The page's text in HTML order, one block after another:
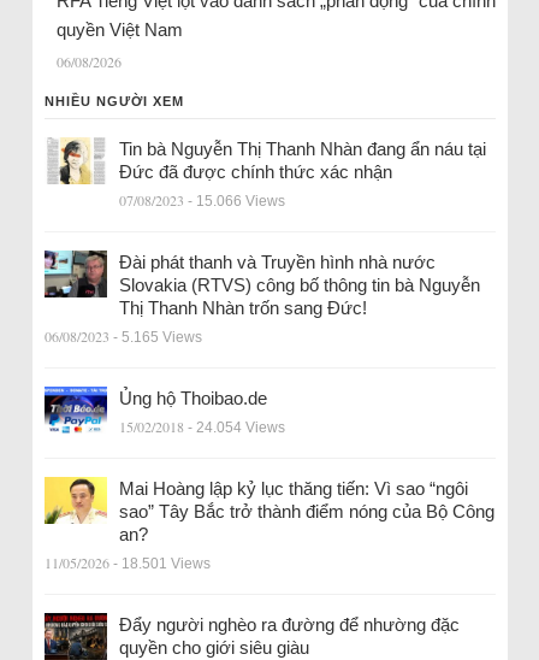
quyền Việt Nam
06/08/2026
NHIỀU NGƯỜI XEM
Tin bà Nguyễn Thị Thanh Nhàn đang ẩn náu tại
Đức đã được chính thức xác nhận
07/08/2023 - 15.066 Views
Đài phát thanh và Truyền hình nhà nước
Slovakia (RTVS) công bố thông tin bà Nguyễn
Thị Thanh Nhàn trốn sang Đức!
06/08/2023 - 5.165 Views
Ủng hộ Thoibao.de
15/02/2018 - 24.054 Views
Mai Hoàng lập kỷ lục thăng tiến: Vì sao “ngôi
sao” Tây Bắc trở thành điểm nóng của Bộ Công
an?
11/05/2026 - 18.501 Views
Đẩy người nghèo ra đường để nhường đặc
quyền cho giới siêu giàu